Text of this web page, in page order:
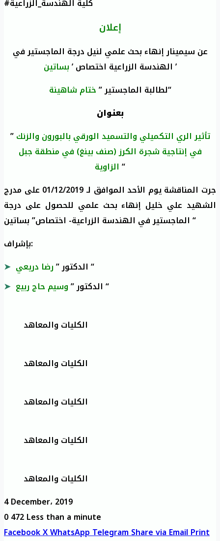
#كلية الهندسة_الزراعية
إعلان
عن سيمينار إنهاء بحث علمي لنيل درجة الماجستير في
الهندسة الزراعية اختصاص ’بساتين
’
لطالبة الماجستير ”ختام شاهينة
“
بعنوان
”تأثير الري التكميلي والتسميد الورقي بالبورون والزنك
في إنتاجية شجرة الكرز (صنف بينغ) في منطقة جبل
“
جرت المناقشة يوم الأحد الموافق لـ 01/12/2019 على مدرج
الشهيد علي خليل إنهاء بحث علمي للحصول على درجة
الماجستير في الهندسة الزراعية- اختصاص” بساتين “
بإشراف:
الدكتور ”رضا دريعي
“
الدكتور ” “
الكليات والمعاهد
الكليات والمعاهد
الكليات والمعاهد
الكليات والمعاهد
الكليات والمعاهد
4 December، 2019
0472Less than a minute
FacebookXWhatsAppTelegramShare via EmailPrint